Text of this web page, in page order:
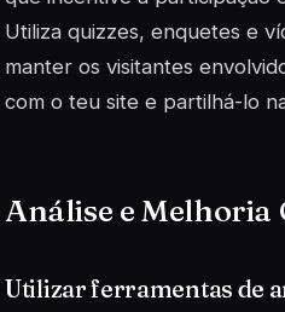
Utiliza quizzes, enquetes e
manter os visitantes
com o teu site e partilhá-lo
Análise e Melhoria
Utilizar ferramentas de